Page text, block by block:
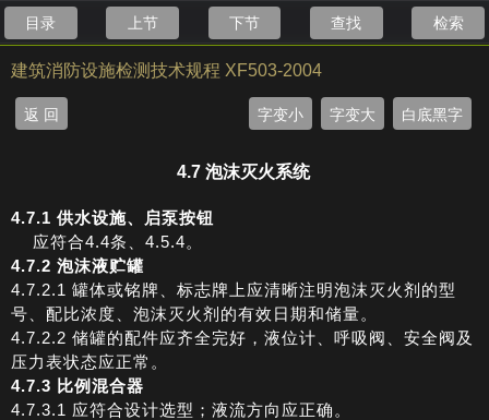
目录 上节 下节 查找 检索
建筑消防设施检测技术规程 XF503-2004
返 回 字变小 字变大 白底黑字
4.7 泡沫灭火系统
4.7.1 供水设施、启泵按钮
应符合4.4条、4.5.4。
4.7.2 泡沫液贮罐
4.7.2.1 罐体或铭牌、标志牌上应清晰注明泡沫灭火剂的型
号、配比浓度、泡沫灭火剂的有效日期和储量。
4.7.2.2 储罐的配件应齐全完好，液位计、呼吸阀、安全阀及
压力表状态应正常。
4.7.3 比例混合器
4.7.3.1 应符合设计选型；液流方向应正确。